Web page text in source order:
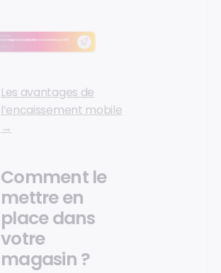
Les avantages de
l’encaissement mobile
→
Comment le
mettre en
place dans
votre
magasin ?